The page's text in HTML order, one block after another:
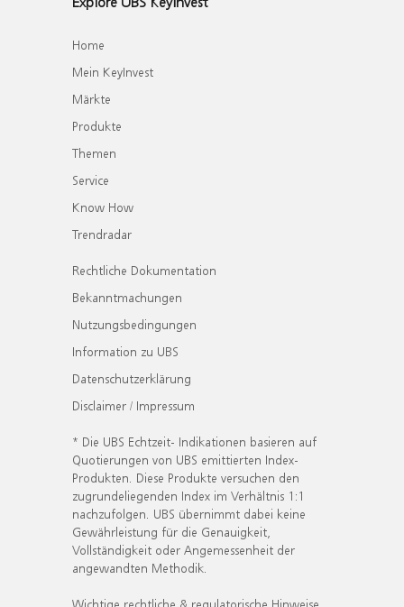
Home
Mein KeyInvest
Märkte
Produkte
Themen
Service
Know How
Trendradar
Rechtliche Dokumentation
Bekanntmachungen
Nutzungsbedingungen
Information zu UBS
Datenschutzerklärung
Disclaimer / Impressum
* Die UBS Echtzeit- Indikationen basieren auf
Quotierungen von UBS emittierten Index-
Produkten. Diese Produkte versuchen den
zugrundeliegenden Index im Verhältnis 1:1
nachzufolgen. UBS übernimmt dabei keine
Gewährleistung für die Genauigkeit,
Vollständigkeit oder Angemessenheit der
angewandten Methodik.